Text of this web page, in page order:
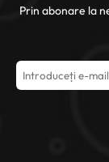
Prin abonare la